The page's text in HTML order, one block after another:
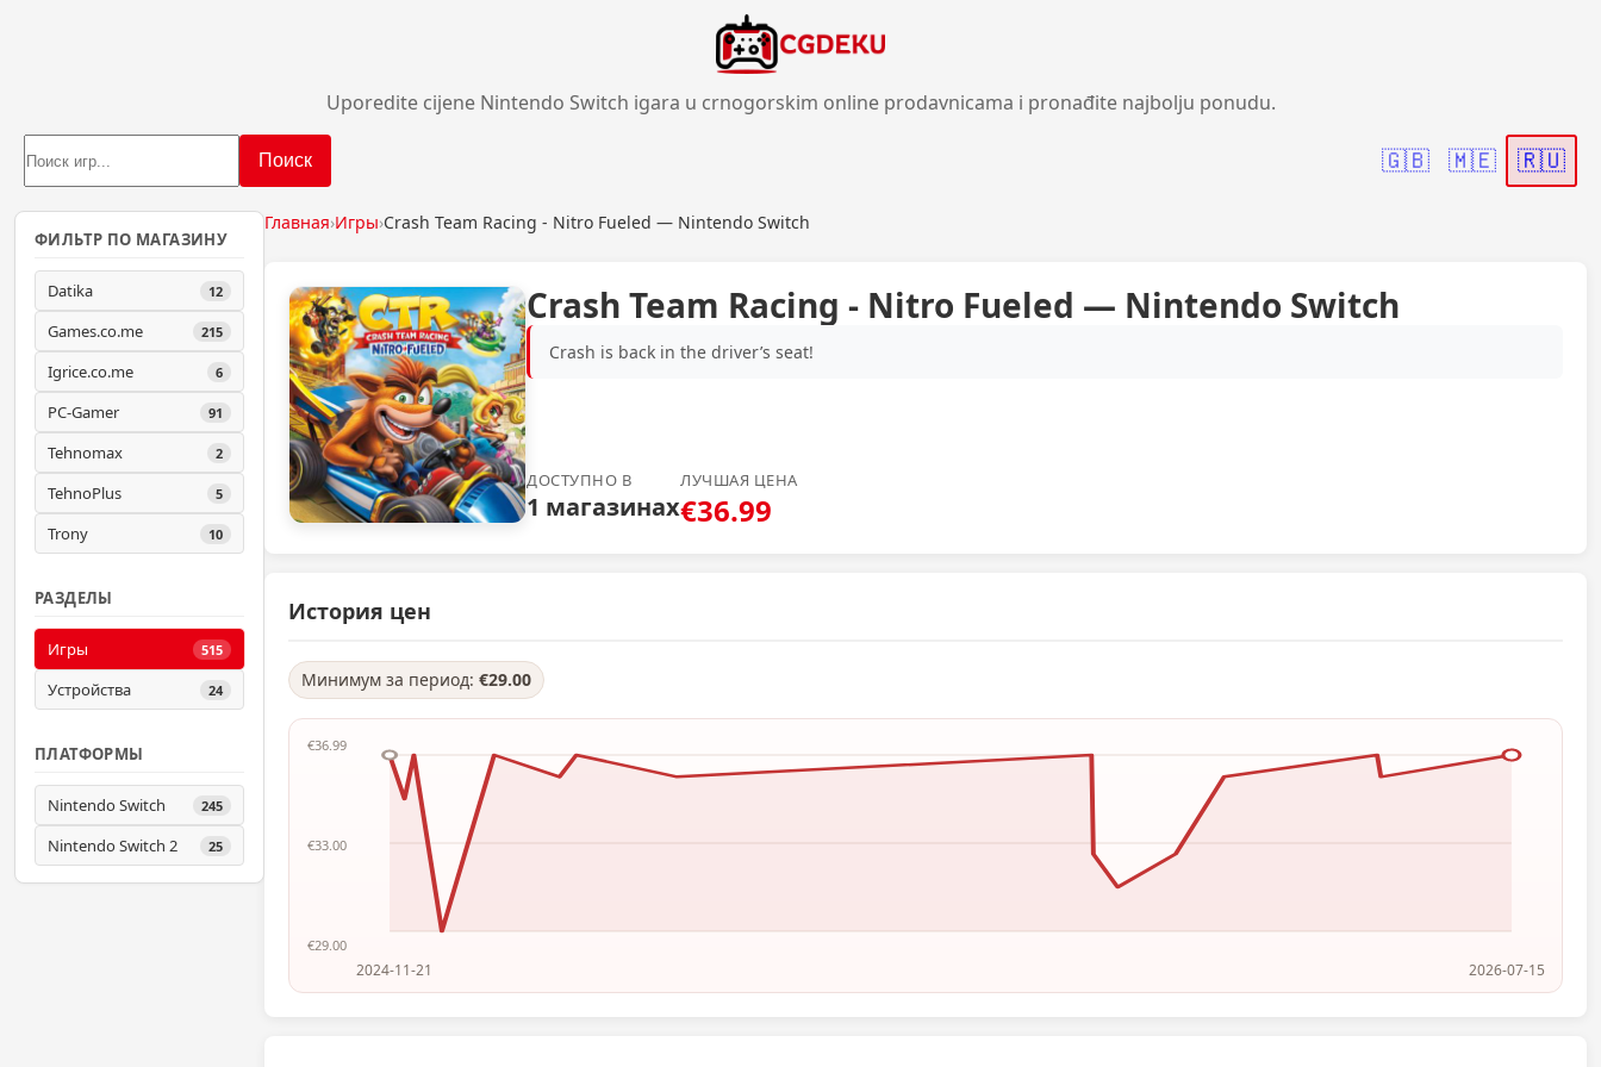
Uporedite cijene Nintendo Switch igara u crnogorskim online prodavnicama i pronađite najbolju ponudu.
Поиск 🇬🇧 🇲🇪 🇷🇺
ФИЛЬТР ПО МАГАЗИНУ
Datika 12
Games.co.me 215
Igrice.co.me 6
PC-Gamer 91
Tehnomax 2
TehnoPlus 5
Trony 10
РАЗДЕЛЫ
Игры 515
Устройства 24
ПЛАТФОРМЫ
Nintendo Switch 245
Nintendo Switch 2 25
Главная›Игры›Crash Team Racing - Nitro Fueled — Nintendo Switch
Crash Team Racing - Nitro Fueled — Nintendo Switch
Crash is back in the driver’s seat!
ДОСТУПНО В
1 магазинах
ЛУЧШАЯ ЦЕНА
€36.99
История цен
Минимум за период: €29.00
€36.99
€33.00
€29.00
2024-11-21 2026-07-15